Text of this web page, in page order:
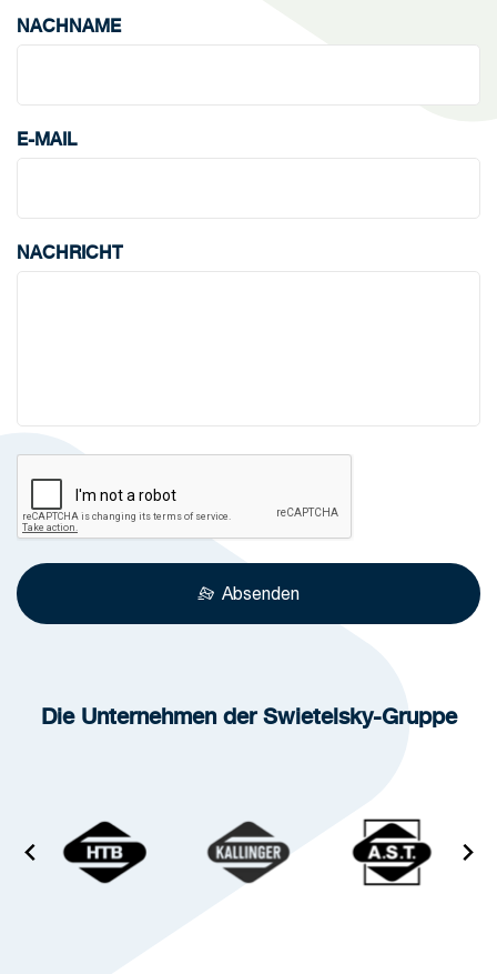
NACHNAME
E-MAIL
NACHRICHT
Absenden
Die Unternehmen der Swietelsky-Gruppe